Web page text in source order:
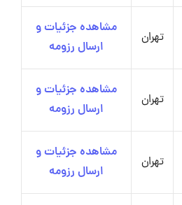
تهران
مشاهده جزئیات و
ارسال رزومه
تهران
مشاهده جزئیات و
ارسال رزومه
تهران
مشاهده جزئیات و
ارسال رزومه